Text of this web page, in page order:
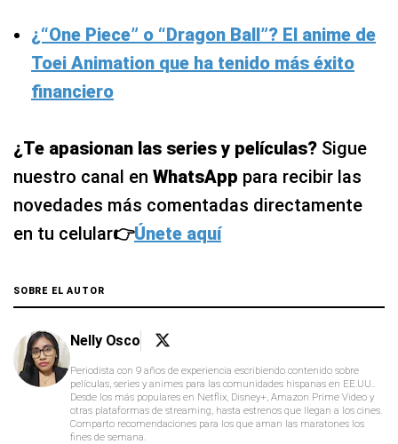
¿“One Piece” o “Dragon Ball”? El anime de
Toei Animation que ha tenido más éxito
financiero
¿Te apasionan las series y películas? Sigue
nuestro canal en WhatsApp para recibir las
novedades más comentadas directamente
en tu celular👉Únete aquí
SOBRE EL AUTOR
Nelly Osco
Periodista con 9 años de experiencia escribiendo contenido sobre
películas, series y animes para las comunidades hispanas en EE.UU..
Desde los más populares en Netflix, Disney+, Amazon Prime Video y
otras plataformas de streaming, hasta estrenos que llegan a los cines.
Comparto recomendaciones para los que aman las maratones los
fines de semana.